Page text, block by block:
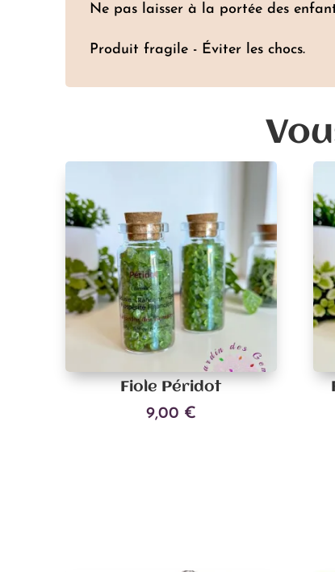
Ne pas laisser à la portée des
Produit fragile - Éviter les chocs.
Fiole Péridot
9,00 €